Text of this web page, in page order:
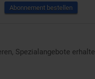
Abonnement bestellen
Spezialangebote